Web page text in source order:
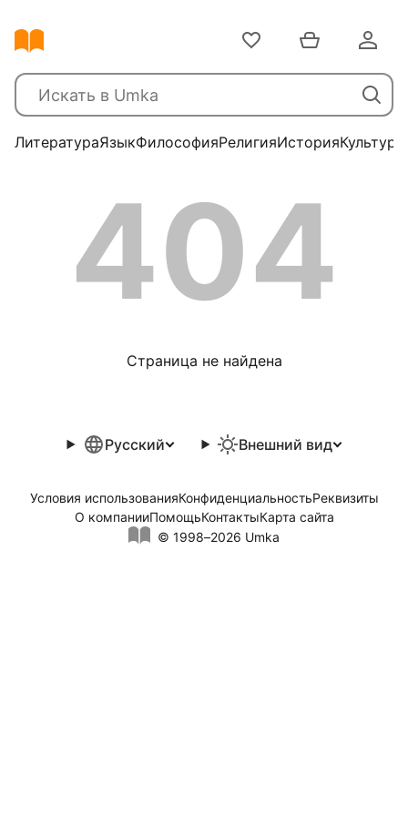
ЛитератураЯзыкФилософияРелигияИсторияКультура
404
Страница не найдена
Русский Внешний вид
© 1998–2026 Umka
Условия использованияКонфиденциальностьРеквизиты
О компанииПомощьКонтактыКарта сайта